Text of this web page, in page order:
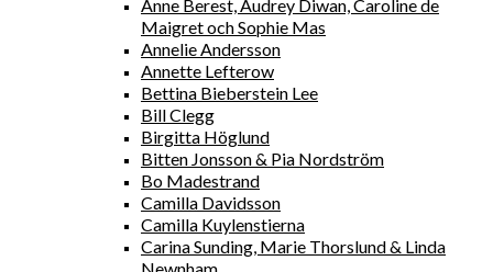
Anne Berest, Audrey Diwan, Caroline de
Maigret och Sophie Mas
Annelie Andersson
Annette Lefterow
Bettina Bieberstein Lee
Bill Clegg
Birgitta Höglund
Bitten Jonsson & Pia Nordström
Bo Madestrand
Camilla Davidsson
Camilla Kuylenstierna
Carina Sunding, Marie Thorslund & Linda